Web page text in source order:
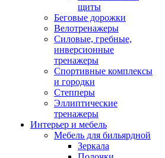
щиты
Беговые дорожки
Велотренажеры
Силовые, гребные,
инверсионные
тренажеры
Спортивные комплексы
и городки
Степперы
Эллиптические
тренажеры
Интерьер и мебель
Мебель для бильярдной
Зеркала